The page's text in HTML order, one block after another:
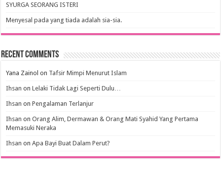
SYURGA SEORANG ISTERI
Menyesal pada yang tiada adalah sia-sia.
Recent Comments
Yana Zainol on Tafsir Mimpi Menurut Islam
Ihsan onLelaki Tidak Lagi Seperti Dulu…
Ihsan onPengalaman Terlanjur
Ihsan onOrang Alim, Dermawan & Orang Mati Syahid Yang Pertama
Memasuki Neraka
Ihsan onApa Bayi Buat Dalam Perut?